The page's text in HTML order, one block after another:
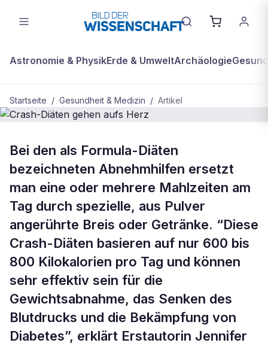
Astronomie & PhysikErde & UmweltArchäologie
Startseite / Gesundheit & Medizin / Artikel
Crash-Diäten gehen aufs Herz
Bei den als Formula-Diäten
bezeichneten Abnehmhilfen ersetzt
man eine oder mehrere Mahlzeiten am
Tag durch spezielle, aus Pulver
angerührte Breis oder Getränke. “Diese
Crash-Diäten basieren auf nur 600 bis
800 Kilokalorien pro Tag und können
sehr effektiv sein für die
Gewichtsabnahme, das Senken des
Blutdrucks und die Bekämpfung von
Diabetes”, erklärt Erstautorin Jennifer